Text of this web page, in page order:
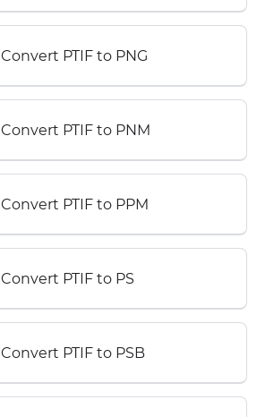
Convert PTIF to PNG
Convert PTIF to PNM
Convert PTIF to PPM
Convert PTIF to PS
Convert PTIF to PSB